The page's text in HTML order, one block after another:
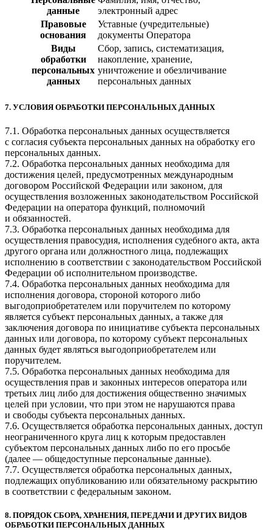
данные
электронный адрес
Правовые
основания
Уставные (учредительные)
документы Оператора
Виды
обработки
персональных
данных
Сбор, запись, систематизация,
накопление, хранение,
уничтожение и обезличивание
персональных данных
7. УСЛОВИЯ ОБРАБОТКИ ПЕРСОНАЛЬНЫХ ДАННЫХ
7.1. Обработка персональных данных осуществляется
с согласия субъекта персональных данных на обработку его
персональных данных.
7.2. Обработка персональных данных необходима для
достижения целей, предусмотренных международным
договором Российской Федерации или законом, для
осуществления возложенных законодательством Российской
Федерации на оператора функций, полномочий
и обязанностей.
7.3. Обработка персональных данных необходима для
осуществления правосудия, исполнения судебного акта, акта
другого органа или должностного лица, подлежащих
исполнению в соответствии с законодательством Российской
Федерации об исполнительном производстве.
7.4. Обработка персональных данных необходима для
исполнения договора, стороной которого либо
выгодоприобретателем или поручителем по которому
является субъект персональных данных, а также для
заключения договора по инициативе субъекта персональных
данных или договора, по которому субъект персональных
данных будет являться выгодоприобретателем или
поручителем.
7.5. Обработка персональных данных необходима для
осуществления прав и законных интересов оператора или
третьих лиц либо для достижения общественно значимых
целей при условии, что при этом не нарушаются права
и свободы субъекта персональных данных.
7.6. Осуществляется обработка персональных данных, доступ
неограниченного круга лиц к которым предоставлен
субъектом персональных данных либо по его просьбе
(далее — общедоступные персональные данные).
7.7. Осуществляется обработка персональных данных,
подлежащих опубликованию или обязательному раскрытию
в соответствии с федеральным законом.
8. ПОРЯДОК СБОРА, ХРАНЕНИЯ, ПЕРЕДАЧИ И ДРУГИХ ВИДОВ
ОБРАБОТКИ ПЕРСОНАЛЬНЫХ ДАННЫХ